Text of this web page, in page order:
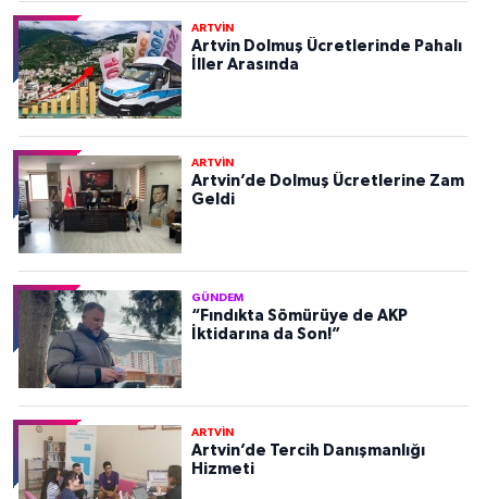
ARTVİN
Artvin Dolmuş Ücretlerinde Pahalı
İller Arasında
ARTVİN
Artvin’de Dolmuş Ücretlerine Zam
Geldi
GÜNDEM
“Fındıkta Sömürüye de AKP
İktidarına da Son!”
ARTVİN
Artvin’de Tercih Danışmanlığı
Hizmeti